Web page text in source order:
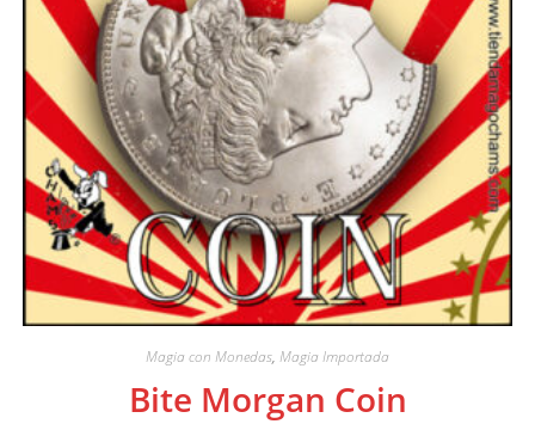
Magia con Monedas, Magia Importada
Bite Morgan Coin